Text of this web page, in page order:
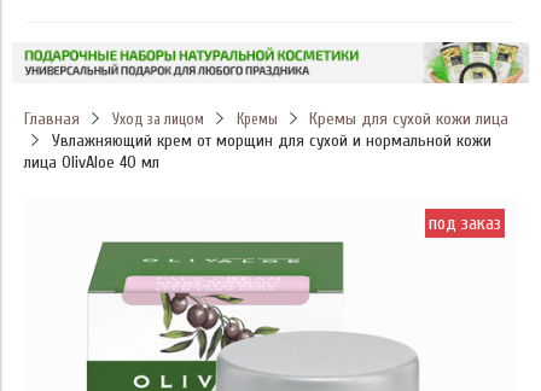
Главная Уход за лицом Кремы
Кремы для сухой кожи лица
Увлажняющий крем от морщин для сухой и нормальной кожи
лица OlivAloe 40 мл
под заказ